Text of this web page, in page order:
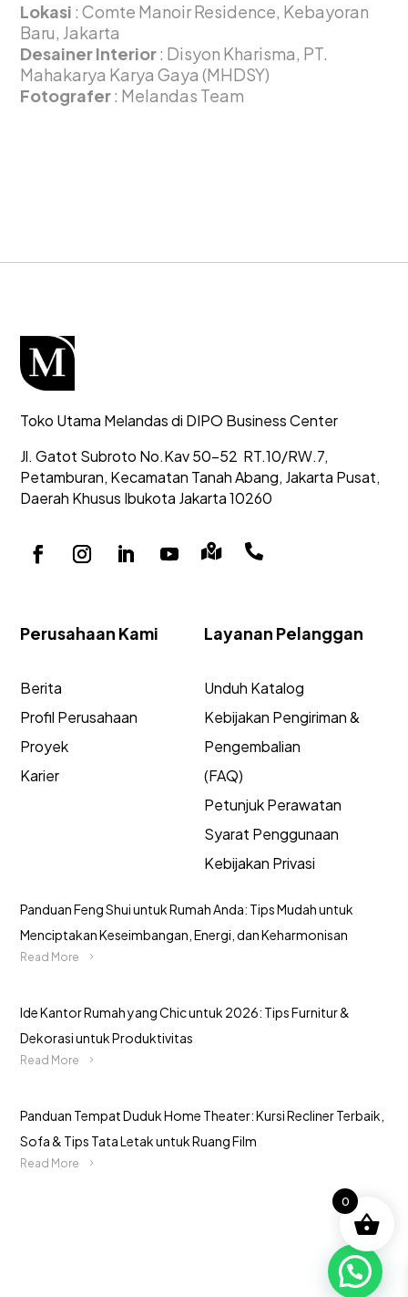
Lokasi : Comte Manoir Residence, Kebayoran
Baru, Jakarta
Desainer Interior: Disyon Kharisma, PT.
Mahakarya Karya Gaya (MHDSY)
Fotografer: Melandas Team
Toko Utama Melandas di DIPO Business Center
Jl. Gatot Subroto No.Kav 50-52 RT.10/RW.7,
Petamburan, Kecamatan Tanah Abang, Jakarta Pusat,
Daerah Khusus Ibukota Jakarta 10260
 
Perusahaan Kami
Berita
Profil Perusahaan
Proyek
Karier
Layanan Pelanggan
Unduh Katalog
Kebijakan Pengiriman &
Pengembalian
(FAQ)
Petunjuk Perawatan
Syarat Penggunaan
Kebijakan Privasi
Panduan Feng Shui untuk Rumah Anda: Tips Mudah untuk
Menciptakan Keseimbangan, Energi, dan Keharmonisan
Read More
Ide Kantor Rumah yang Chic untuk 2026: Tips Furnitur &
Dekorasi untuk Produktivitas
Read More
Panduan Tempat Duduk Home Theater: Kursi Recliner Terbaik,
Sofa & Tips Tata Letak untuk Ruang Film
Read More
0